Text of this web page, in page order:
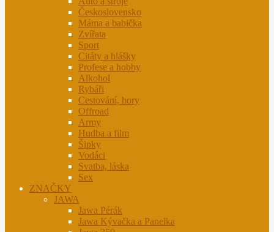
Československo
Máma a babička
Zvířata
Sport
Citáty a hlášky
Profese a hobby
Alkohol
Rybáři
Cestování, hory
Offroad
Army
Hudba a film
Šipky
Vodáci
Svatba, láska
Sex
ZNAČKY
JAWA
Jawa Pérák
Jawa Kývačka a Panelka